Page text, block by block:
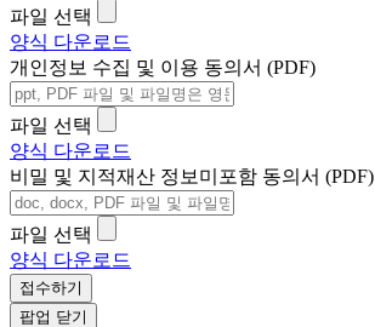
파일 선택
양식 다운로드
개인정보 수집 및 이용 동의서 (PDF)
파일 선택
양식 다운로드
비밀 및 지적재산 정보미포함 동의서 (PDF)
파일 선택
양식 다운로드
접수하기
팝업 닫기